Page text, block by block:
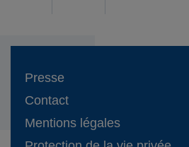
Presse
Contact
Mentions légales